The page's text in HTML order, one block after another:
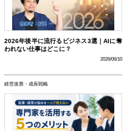
2026年後半に流行るビジネス3選｜AIに奪
われない仕事はどこに？
2026/06/10
経営改善・成長戦略